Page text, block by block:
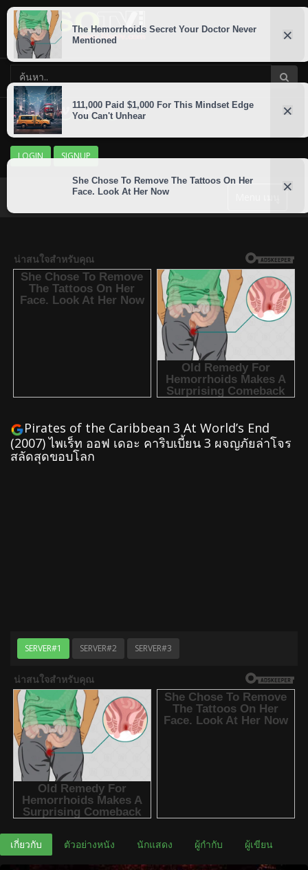
LOGIN SIGNUP
Pirates of the Caribbean 3 At World’s End
(2007) ไพเร็ท ออฟ เดอะ คาริบเบี้ยน 3 ผจญภัยล่าโจร
สลัดสุดขอบโลก
SERVER#1 SERVER#2 SERVER#3
เกี่ยวกับ ตัวอย่างหนัง นักแสดง ผู้กำกับ ผู้เขียน